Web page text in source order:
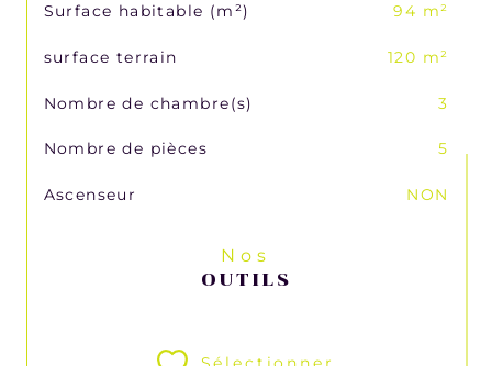
Surface habitable (m²) 94 m²
surface terrain 120 m²
Nombre de chambre(s) 3
Nombre de pièces 5
Ascenseur NON
Nos
OUTILS